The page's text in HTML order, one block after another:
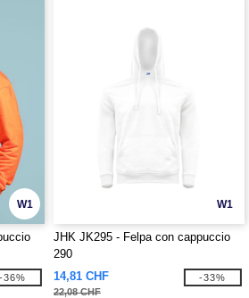
W1
-36%
W1
JHK JK295 - Felpa con cappuccio
290
14,81 CHF
22,08 CHF
-33%